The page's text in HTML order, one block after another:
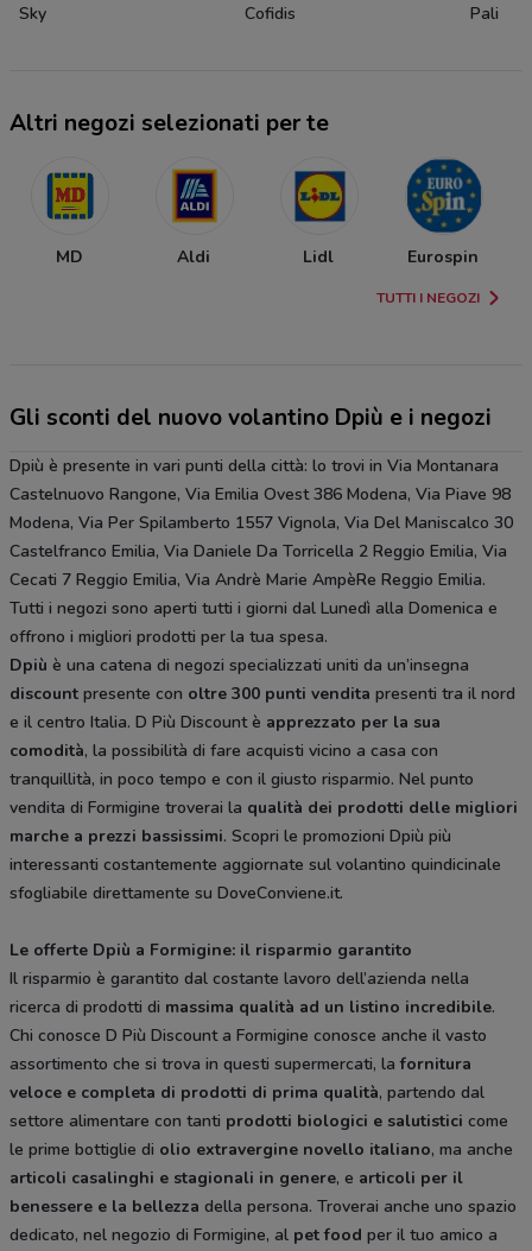
Sky Cofidis Pali
Altri negozi selezionati per te
MD Aldi Lidl Eurospin
TUTTI I NEGOZI
Gli sconti del nuovo volantino Dpiù e i negozi
Dpiù è presente in vari punti della città: lo trovi in Via Montanara
Castelnuovo Rangone, Via Emilia Ovest 386 Modena, Via Piave 98
Modena, Via Per Spilamberto 1557 Vignola, Via Del Maniscalco 30
Castelfranco Emilia, Via Daniele Da Torricella 2 Reggio Emilia, Via
Cecati 7 Reggio Emilia, Via Andrè Marie AmpèRe Reggio Emilia.
Tutti i negozi sono aperti tutti i giorni dal Lunedì alla Domenica e
offrono i migliori prodotti per la tua spesa.
Dpiù è una catena di negozi specializzati uniti da un’insegna
discount presente con oltre 300 punti vendita presenti tra il nord
e il centro Italia. D Più Discount è apprezzato per la sua
comodità, la possibilità di fare acquisti vicino a casa con
tranquillità, in poco tempo e con il giusto risparmio. Nel punto
vendita di Formigine troverai la qualità dei prodotti delle migliori
marche a prezzi bassissimi. Scopri le promozioni Dpiù più
interessanti costantemente aggiornate sul volantino quindicinale
sfogliabile direttamente su DoveConviene.it.
Le offerte Dpiù a Formigine: il risparmio garantito
Il risparmio è garantito dal costante lavoro dell’azienda nella
ricerca di prodotti di massima qualità ad un listino incredibile.
Chi conosce D Più Discount a Formigine conosce anche il vasto
assortimento che si trova in questi supermercati, lafornitura
veloce e completa di prodotti di prima qualità, partendo dal
settore alimentare con tanti prodotti biologici e salutistici come
le prime bottiglie di olio extravergine novello italiano, ma anche
articoli casalinghi e stagionali in genere, e articoli per il
benessere e la bellezza della persona. Troverai anche uno spazio
dedicato, nel negozio di Formigine, al pet food per il tuo amico a